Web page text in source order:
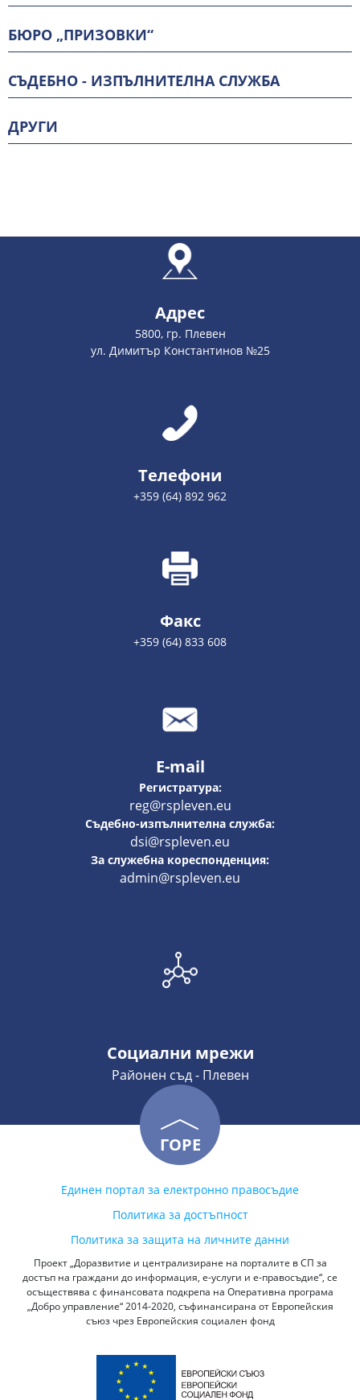
БЮРО „ПРИЗОВКИ“
СЪДЕБНО - ИЗПЪЛНИТЕЛНА СЛУЖБА
ДРУГИ
Адрес
5800, гр. Плевен
ул. Димитър Константинов №25
Телефони
+359 (64) 892 962
Факс
+359 (64) 833 608
E-mail
Регистратура:
reg@rspleven.eu
Съдебно-изпълнителна служба:
dsi@rspleven.eu
За служебна кореспонденция:
admin@rspleven.eu
Социални мрежи
Районен съд - Плевен
ГОРЕ
Единен портал за електронно правосъдие
Политика за достъпност
Политика за защита на личните данни
Проект „Доразвитие и централизиране на порталите в СП за
достъп на граждани до информация, е-услуги и е-правосъдие“, се
осъществява с финансовата подкрепа на Оперативна програма
„Добро управление“ 2014-2020, съфинансирана от Европейския
съюз чрез Европейския социален фонд